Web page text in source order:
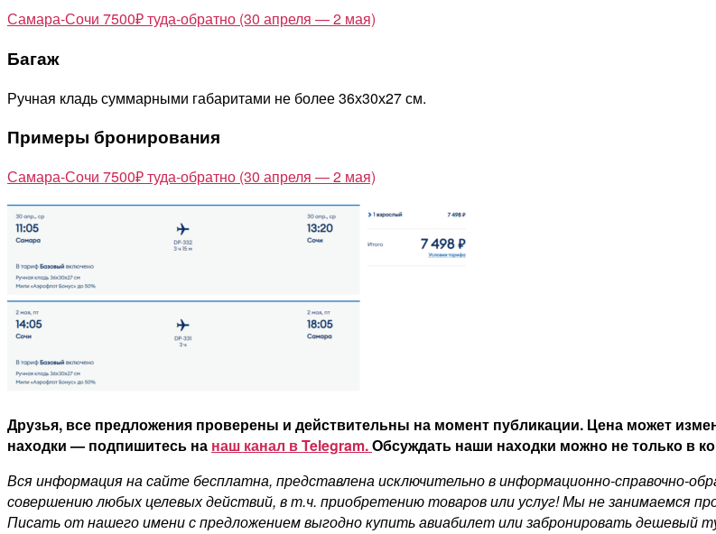
Самара-Сочи 7500₽ туда-обратно (30 апреля — 2 мая)
Багаж
Ручная кладь суммарными габаритами не более 36х30х27 см.
Примеры бронирования
Самара-Сочи 7500₽ туда-обратно (30 апреля — 2 мая)
Друзья, все предложения проверены и действительны на момент публикации. Цена может
находки — подпишитесь на наш канал в Telegram.Обсуждать наши находки можно не только в
Вся информация на сайте бесплатна, представлена исключительно в информационно-справочно-
совершению любых целевых действий, в т.ч. приобретению товаров или услуг! Мы не занимаемся
Писать от нашего имени с предложением выгодно купить авиабилет или забронировать дешевый